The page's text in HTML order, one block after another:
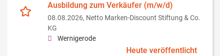
Ausbildung zum Verkäufer (m/w/d)
08.08.2026, Netto Marken-Discount Stiftung & Co.
KG
Wernigerode
Heute veröffentlicht